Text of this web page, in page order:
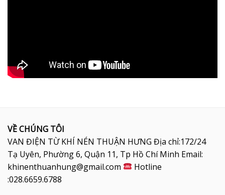
VỀ CHÚNG TÔI
VAN ĐIỆN TỪ KHÍ NÉN THUẬN HƯNG Địa chỉ:172/24
Tạ Uyên, Phường 6, Quận 11, Tp Hồ Chí Minh Email:
khinenthuanhung@gmail.com
Hotline
:028.6659.6788